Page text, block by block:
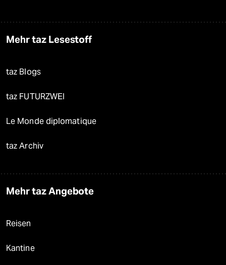
Mehr taz Lesestoff
taz Blogs
taz FUTURZWEI
Le Monde diplomatique
taz Archiv
Mehr taz Angebote
Reisen
Kantine